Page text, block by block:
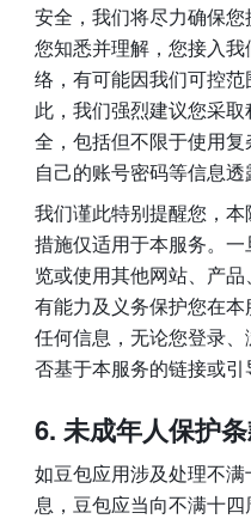
安全，我们将尽力确保您
您知悉并理解，您接入
络，有可能因我们可控
此，我们强烈建议您采
全，包括但不限于使用
自己的账号密码等信息透
我们谨此特别提醒您，
措施仅适用于本服务。
览或使用其他网站、产
有能力及义务保护您在
任何信息，无论您登录
否基于本服务的链接或引
未成年人保护
如豆包应用涉及处理不
息，豆包应当向不满十